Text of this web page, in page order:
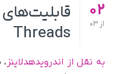
02
از
Threads
به نقل از اندرویدهدلاینز